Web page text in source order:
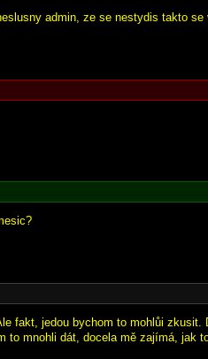
admin, ze se nestydis takto
fakt, jedou bychom to mohlůi
to mnohli dát, docela mě zajímá, jak